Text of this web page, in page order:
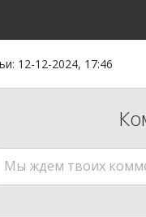
12-12-2024, 17:46
Мы ждем твоих